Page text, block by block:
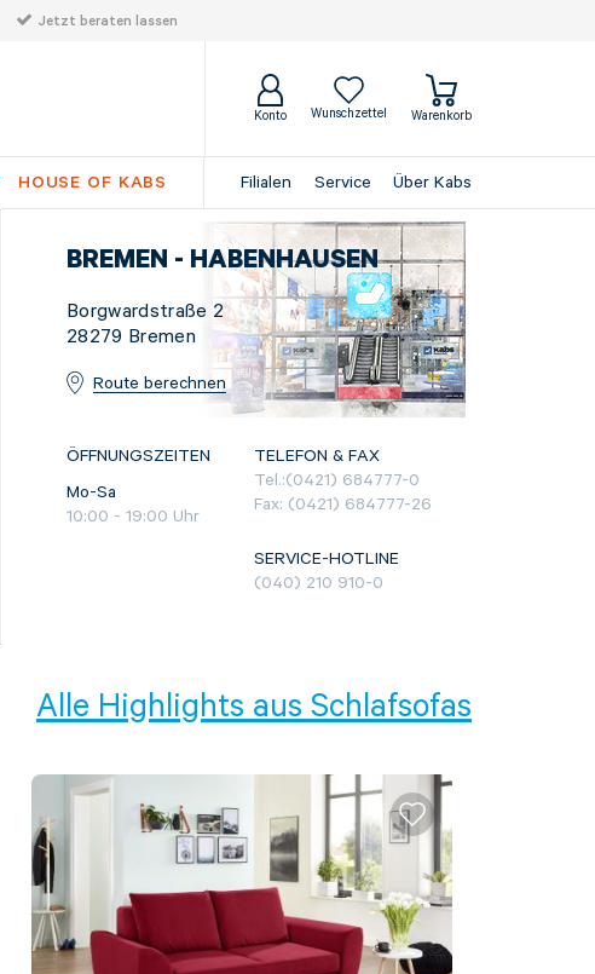
Jetzt beraten lassen
Konto Wunschzettel Warenkorb
HOUSE OF KABS Filialen Service Über Kabs
BREMEN - HABENHAUSEN
Borgwardstraße 2
28279 Bremen
Route berechnen
ÖFFNUNGSZEITEN
Mo-Sa
10:00 - 19:00 Uhr
TELEFON & FAX
Tel.:(0421) 684777-0
Fax: (0421) 684777-26
SERVICE-HOTLINE
(040) 210 910-0
Alle Highlights aus Schlafsofas